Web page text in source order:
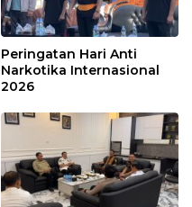
Peringatan Hari Anti
Narkotika Internasional
2026